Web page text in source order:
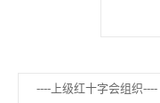
----上级红十字会组织----